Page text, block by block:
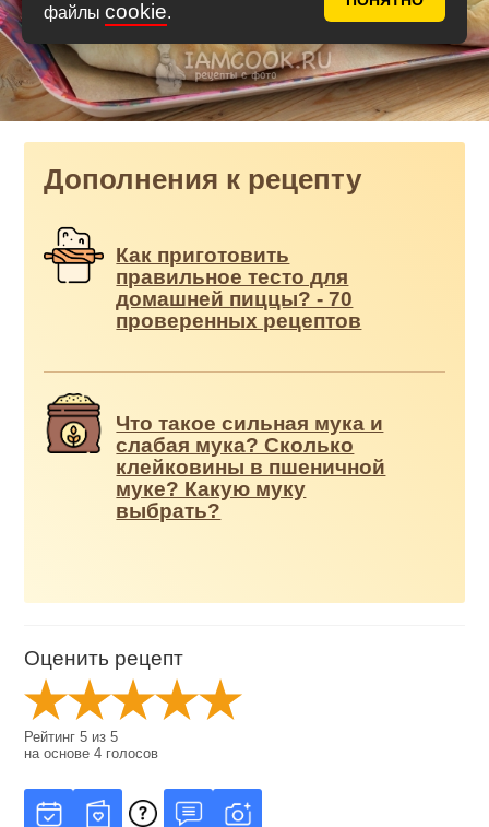
файлы cookie.
Дополнения к рецепту
Как приготовить
правильное тесто для
домашней пиццы? - 70
проверенных рецептов
Что такое сильная мука и
слабая мука? Сколько
клейковины в пшеничной
муке? Какую муку
выбрать?
Оценить рецепт
Рейтинг5 из5
на основе4 голосов